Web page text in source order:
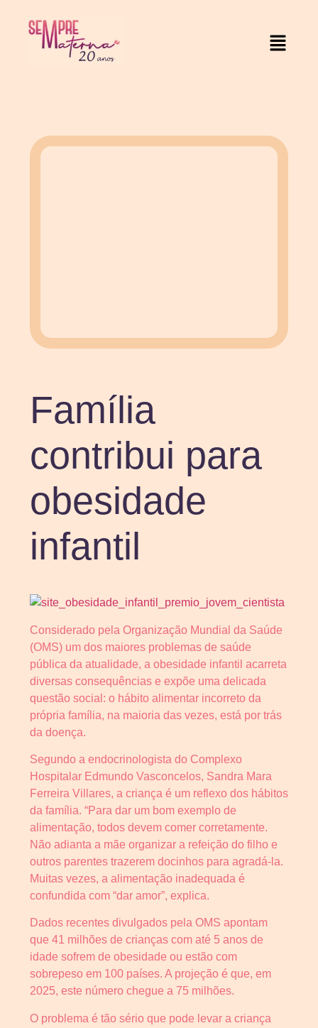
Família
contribui para
obesidade
infantil
Considerado pela Organização Mundial da Saúde
(OMS) um dos maiores problemas de saúde
pública da atualidade, a obesidade infantil acarreta
diversas consequências e expõe uma delicada
questão social: o hábito alimentar incorreto da
própria família, na maioria das vezes, está por trás
da doença.
Segundo a endocrinologista do Complexo
Hospitalar Edmundo Vasconcelos, Sandra Mara
Ferreira Villares, a criança é um reflexo dos hábitos
da família. “Para dar um bom exemplo de
alimentação, todos devem comer corretamente.
Não adianta a mãe organizar a refeição do filho e
outros parentes trazerem docinhos para agradá-la.
Muitas vezes, a alimentação inadequada é
confundida com “dar amor”, explica.
Dados recentes divulgados pela OMS apontam
que 41 milhões de crianças com até 5 anos de
idade sofrem de obesidade ou estão com
sobrepeso em 100 países. A projeção é que, em
2025, este número chegue a 75 milhões.
O problema é tão sério que pode levar a criança